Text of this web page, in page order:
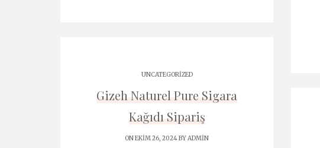
UNCATEGORIZED
Gizeh Naturel Pure Sigara
Kağıdı Sipariş
ON EKIM 26, 2024 BYADMIN